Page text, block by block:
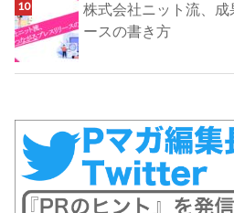
株式会社ニット流、成
ースの書き方